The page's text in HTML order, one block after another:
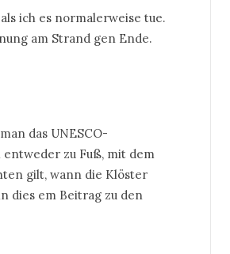
ich es normalerweise tue.
am Strand gen Ende.
das UNESCO-
zu Fuß, mit dem
gilt, wann die Klöster
dies em Beitrag zu den